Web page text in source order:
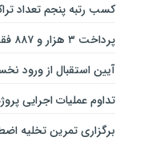
کسب رتبه پنجم تعداد
پرداخت ۳ هزار و ۸۸۷ فقره تسهیلات قرض‌الحسنه ازدواج و فرزندآوری توسط بانک پاسارگاد تا پایان خردادماه ۱۴۰۵
آیین استقبال از ورود
تداوم عملیات اجرایی پروژه‌های «من شهردارم ۴» در
برگزاری تمرین تخلیه